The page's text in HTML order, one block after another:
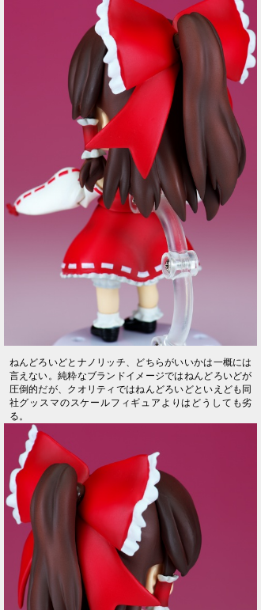
ねんどろいどとナノリッチ、どちらがいいかは一概には
言えない。純粋なブランドイメージではねんどろいどが
圧倒的だが、クオリティではねんどろいどといえども同
社グッスマのスケールフィギュアよりはどうしても劣
る。